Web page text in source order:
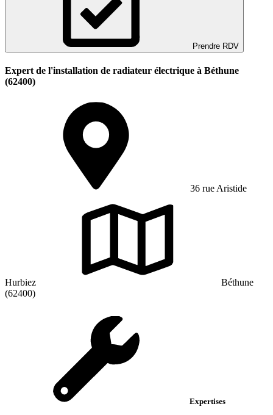
Prendre RDV
Expert de l'installation de radiateur électrique à Béthune
(62400)
36 rue Aristide
Hurbiez
Béthune
(62400)
Expertises